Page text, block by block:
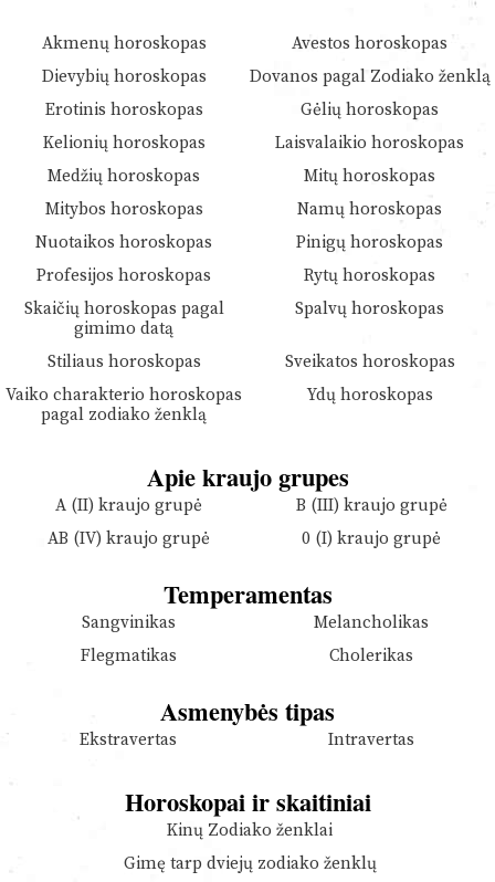
Akmenų horoskopas
Avestos horoskopas
Dievybių horoskopas
Dovanos pagal Zodiako ženklą
Erotinis horoskopas
Gėlių horoskopas
Kelionių horoskopas
Laisvalaikio horoskopas
Medžių horoskopas
Mitų horoskopas
Mitybos horoskopas
Namų horoskopas
Nuotaikos horoskopas
Pinigų horoskopas
Profesijos horoskopas
Rytų horoskopas
Skaičių horoskopas pagal
gimimo datą
Spalvų horoskopas
Stiliaus horoskopas
Sveikatos horoskopas
Vaiko charakterio horoskopas
pagal zodiako ženklą
Ydų horoskopas
Apie kraujo grupes
A (II) kraujo grupė
B (III) kraujo grupė
AB (IV) kraujo grupė
0 (I) kraujo grupė
Temperamentas
Sangvinikas
Melancholikas
Flegmatikas
Cholerikas
Asmenybės tipas
Ekstravertas Intravertas
Horoskopai ir skaitiniai
Kinų Zodiako ženklai
Gimę tarp dviejų zodiako ženklų